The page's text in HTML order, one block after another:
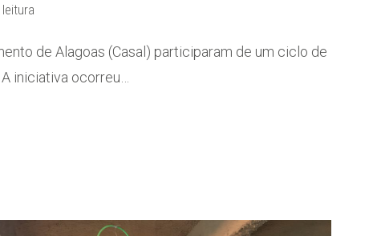
de Alagoas (Casal) participaram de um ciclo de
iniciativa ocorreu…